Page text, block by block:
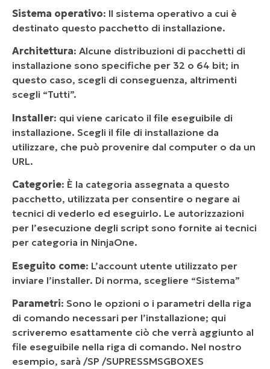
Sistema operativo: Il sistema operativo a cui è
destinato questo pacchetto di installazione.
Architettura: Alcune distribuzioni di pacchetti di
installazione sono specifiche per 32 o 64 bit; in
questo caso, scegli di conseguenza, altrimenti
scegli “Tutti”.
Installer: qui viene caricato il file eseguibile di
installazione. Scegli il file di installazione da
utilizzare, che può provenire dal computer o da un
URL.
Categorie: È la categoria assegnata a questo
pacchetto, utilizzata per consentire o negare ai
tecnici di vederlo ed eseguirlo. Le autorizzazioni
per l’esecuzione degli script sono fornite ai tecnici
per categoria in NinjaOne.
Eseguito come: L’account utente utilizzato per
inviare l’installer. Di norma, scegliere “Sistema”
Parametri: Sono le opzioni o i parametri della riga
di comando necessari per l’installazione; qui
scriveremo esattamente ciò che verrà aggiunto al
file eseguibile nella riga di comando. Nel nostro
esempio, sarà /SP /SUPRESSMSGBOXES